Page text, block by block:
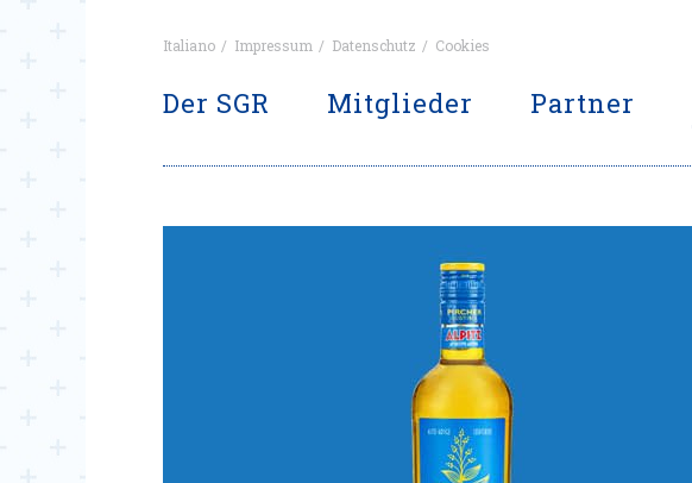
Italiano Impressum Datenschutz Cookies
Der SGR Mitglieder Partner